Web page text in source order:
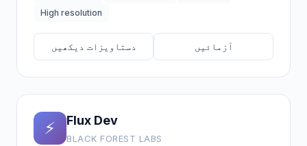
High resolution
دستاویزات دیکھیں آزمائیں
⚡ Flux Dev
BLACK FOREST LABS